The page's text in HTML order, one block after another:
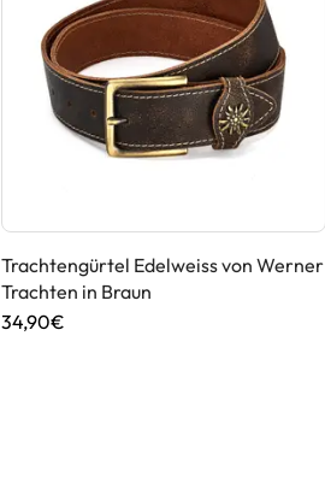
Trachtengürtel Edelweiss von Werner
Trachten in Braun
34,90€